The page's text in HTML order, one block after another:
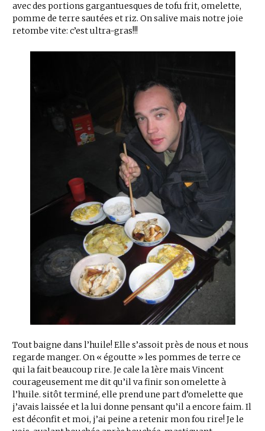
avec des portions gargantuesques de tofu frit, omelette,
pomme de terre sautées et riz. On salive mais notre joie
retombe vite: c’est ultra-gras!!!
Tout baigne dans l’huile! Elle s’assoit près de nous et nous
regarde manger. On « égoutte » les pommes de terre ce
qui la fait beaucoup rire. Je cale la 1ère mais Vincent
courageusement me dit qu’il va finir son omelette à
l’huile. sitôt terminé, elle prend une part d’omelette que
j’avais laissée et la lui donne pensant qu’il a encore faim. Il
est déconfit et moi, j’ai peine a retenir mon fou rire! Je le